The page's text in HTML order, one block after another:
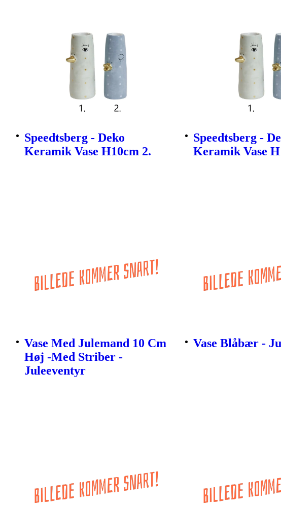
Speedtsberg - Deko
Keramik Vase H10cm 2.
Speedtsberg -
Keramik Vase
Vase Med Julemand 10 Cm
Høj -Med Striber -
Juleeventyr
Vase Blåbær -